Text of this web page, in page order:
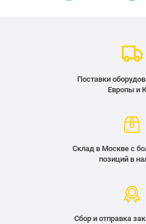
Поставки
Европы и
Склад в Москве с
позиций в
Сбор и отправка